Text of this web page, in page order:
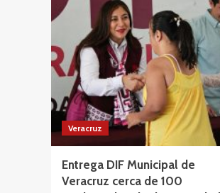
Veracruz
Entrega DIF Municipal de
Veracruz cerca de 100